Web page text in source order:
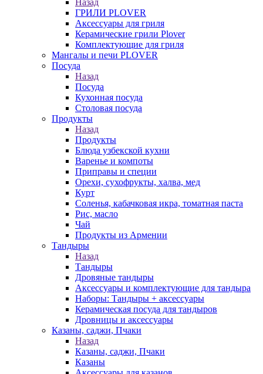
Назад
ГРИЛИ PLOVER
Аксессуары для гриля
Керамические грили Plover
Комплектующие для гриля
Мангалы и печи PLOVER
Посуда
Назад
Посуда
Кухонная посуда
Столовая посуда
Продукты
Назад
Продукты
Блюда узбекской кухни
Варенье и компоты
Приправы и специи
Орехи, сухофрукты, халва, мед
Курт
Соленья, кабачковая икра, томатная паста
Рис, масло
Чай
Продукты из Армении
Тандыры
Назад
Тандыры
Дровяные тандыры
Аксессуары и комплектующие для тандыра
Наборы: Тандыры + аксессуары
Керамическая посуда для тандыров
Дровницы и аксессуары
Казаны, саджи, Пчаки
Назад
Казаны, саджи, Пчаки
Казаны